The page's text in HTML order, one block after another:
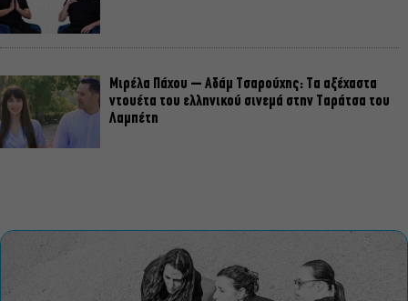
Μιρέλα Πάχου – Αδάμ Τσαρούχης: Τα αξέχαστα
ντουέτα του ελληνικού σινεμά στην Ταράτσα του
Λαμπέτη